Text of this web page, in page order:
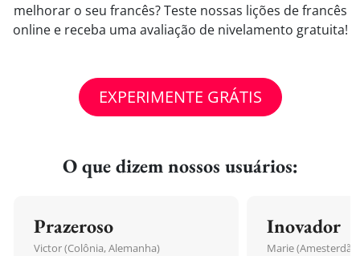
melhorar o seu francês? Teste nossas lições de francês
online e receba uma avaliação de nivelamento gratuita!
EXPERIMENTE GRÁTIS
O que dizem nossos usuários:
Prazeroso
Victor (Colônia, Alemanha)
Inovador
Marie